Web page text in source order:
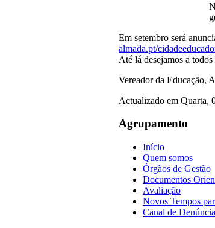
Em setembro será
almada.pt/
Até lá desejamos a
Vereador da Educação,
Actualizado em Quarta,
Agrupamento
Início
Quem somos
Órgãos de Gestão
Documentos
Avaliação
Novos Tempos
Canal de